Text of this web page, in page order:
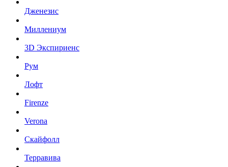
Дженезис
Миллениум
3D Экспириенс
Рум
Лофт
Firenze
Verona
Скайфолл
Терравива